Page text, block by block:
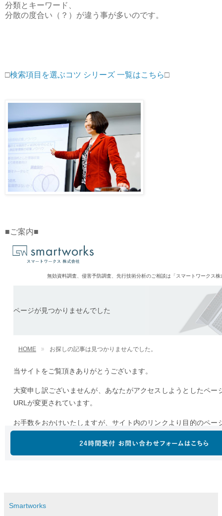
分類とキーワード、
分散の度合い（？）が違う事が多いのです。
□検索項目を選ぶコツ シリーズ 一覧はこちら□
■ご案内■
Smartworks